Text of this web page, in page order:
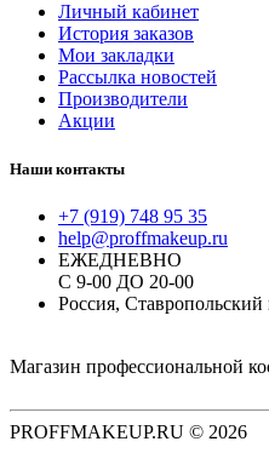
Личный кабинет
История заказов
Мои закладки
Рассылка новостей
Производители
Акции
Наши контакты
+7 (919) 748 95 35
help@proffmakeup.ru
ЕЖЕДНЕВНО
С 9-00 ДО 20-00
Россия, Ставропольский
Магазин профессиональной
PROFFMAKEUP.RU © 2026